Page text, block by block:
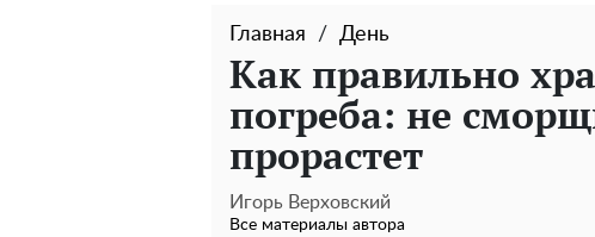
Главная День
Как правильно
погреба: не
прорастет
Игорь Верховский
Все материалы автора